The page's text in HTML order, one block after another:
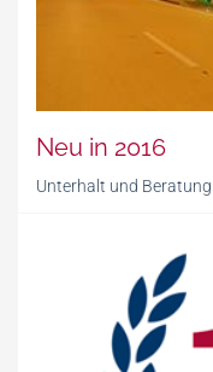
Neu in 2016
Unterhalt und